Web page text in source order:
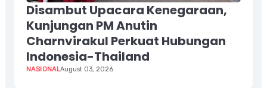
Disambut Upacara Kenegaraan,
Kunjungan PM Anutin
Charnvirakul Perkuat Hubungan
Indonesia-Thailand
NASIONALAugust 03, 2026